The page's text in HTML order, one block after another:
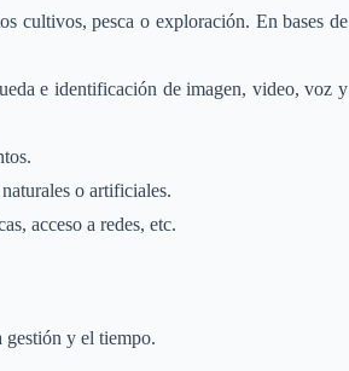
cultivos, pesca o exploración. En bases de
e identificación de imagen, video, voz y
o artificiales.
acceso a redes, etc.
gestión y el tiempo.